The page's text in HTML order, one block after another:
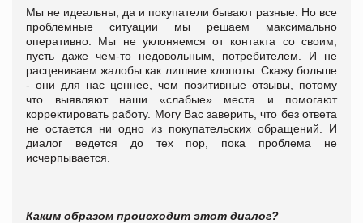
Мы не идеальны, да и покупатели бывают разные. Но все
проблемные ситуации мы решаем максимально
оперативно. Мы не уклоняемся от контакта со своим,
пусть даже чем-то недовольным, потребителем. И не
расцениваем жалобы как лишние хлопоты. Скажу больше
- они для нас ценнее, чем позитивные отзывы, потому
что выявляют наши «слабые» места и помогают
корректировать работу. Могу Вас заверить, что без ответа
не остается ни одно из покупательских обращений. И
диалог ведется до тех пор, пока проблема не
исчерпывается.
Каким образом происходит этот диалог?